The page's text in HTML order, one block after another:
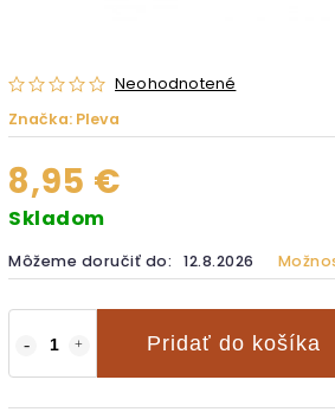
Neohodnotené
Značka: Pleva
8,95 €
Skladom
Môžeme doručiť do: 12.8.2026
Pridať do košíka